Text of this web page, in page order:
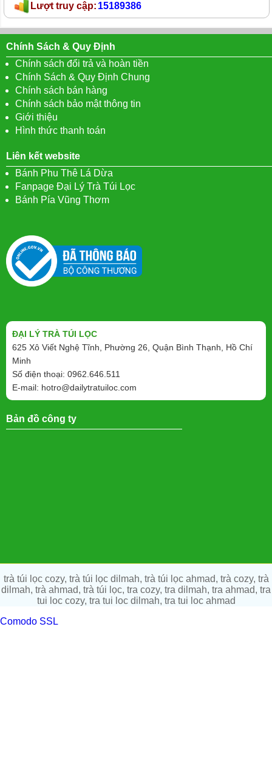
Lượt truy cập: 15189386
Chính Sách & Quy Định
Chính sách đổi trả và hoàn tiền
Chính Sách & Quy Định Chung
Chính sách bán hàng
Chính sách bảo mật thông tin
Giới thiệu
Hình thức thanh toán
Liên kết website
Bánh Phu Thê Lá Dừa
Fanpage Đại Lý Trà Túi Lọc
Bánh Pía Vũng Thơm
ĐẠI LÝ TRÀ TÚI LỌC
625 Xô Viết Nghệ Tĩnh, Phường 26, Quận Bình Thạnh, Hồ Chí
Minh
Số điện thoại: 0962.646.511
E-mail: hotro@dailytratuiloc.com
Bản đồ công ty
trà túi lọc cozy, trà túi lọc dilmah, trà túi lọc ahmad, trà cozy, trà
dilmah, trà ahmad, trà túi lọc, tra cozy, tra dilmah, tra ahmad, tra
tui loc cozy, tra tui loc dilmah, tra tui loc ahmad
Comodo SSL